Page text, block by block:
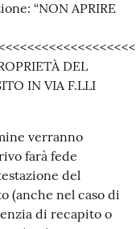
“NON APRIRE
DEL
IN VIA F.LLI
verranno
farà fede
del
(anche nel caso di
di recapito o